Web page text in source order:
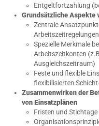
Entgeltfortzahlung
Grundsätzliche
Zentrale
Arbeitszeitregelungen
Spezielle Merkmale
Arbeitszeitkonten
Ausgleichszeitraum)
Feste und flexible
flexibilisierten
Zusammenwirken der
von Einsatzplänen
Fristen und